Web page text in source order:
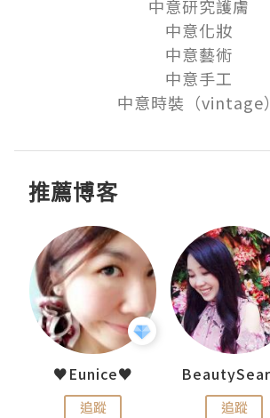
中意研究護膚
中意化妝
中意藝術
中意手工
中意時裝（vintage）
推薦博客
♥Eunice♥
追蹤 追蹤